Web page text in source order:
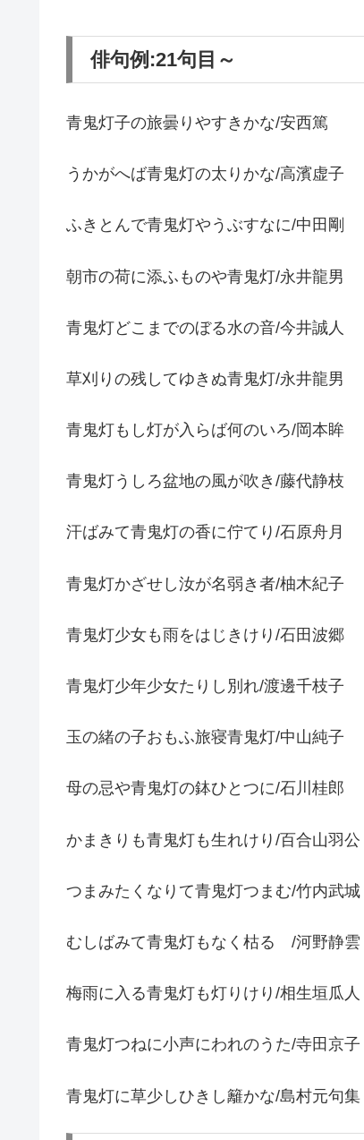
俳句例:21句目～
青鬼灯子の旅曇りやすきかな/安西篤
うかがへば青鬼灯の太りかな/高濱虚子
ふきとんで青鬼灯やうぶすなに/中田剛
朝市の荷に添ふものや青鬼灯/永井龍男
青鬼灯どこまでのぼる水の音/今井誠人
草刈りの残してゆきぬ青鬼灯/永井龍男
青鬼灯もし灯が入らば何のいろ/岡本眸
青鬼灯うしろ盆地の風が吹き/藤代静枝
汗ばみて青鬼灯の香に佇てり/石原舟月
青鬼灯かざせし汝が名弱き者/柚木紀子
青鬼灯少女も雨をはじきけり/石田波郷
青鬼灯少年少女たりし別れ/渡邊千枝子
玉の緒の子おもふ旅寝青鬼灯/中山純子
母の忌や青鬼灯の鉢ひとつに/石川桂郎
かまきりも青鬼灯も生れけり/百合山羽公
つまみたくなりて青鬼灯つまむ/竹内武城
むしばみて青鬼灯もなく枯るゝ/河野静雲
梅雨に入る青鬼灯も灯りけり/相生垣瓜人
青鬼灯つねに小声にわれのうた/寺田京子
青鬼灯に草少しひきし籬かな/島村元句集